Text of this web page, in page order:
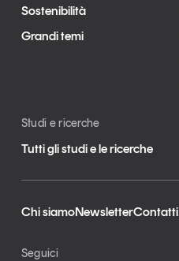
Sostenibilità
Grandi temi
Studi e ricerche
Tutti gli studi e le ricerche
Chi siamoNewsletterContatti
Seguici